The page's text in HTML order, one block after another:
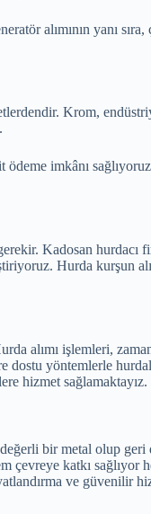
alımının yanı
Krom,
imkânı
Kadosan
Hurda kurşun
alımı işlemleri,
dostu yöntemlerle
hizmet sağlamaktayız.
bir metal olup
katkı
ve güvenilir